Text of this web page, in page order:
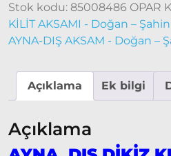
2014
Modeller
2015
Model
Tipo &
Stok kodu: 85008486 OPAR
KİLİT AKSAMI - Doğan – Şahin
AYNA-DIŞ AKSAM - Doğan –
Açıklama Ek bilgi
Açıklama